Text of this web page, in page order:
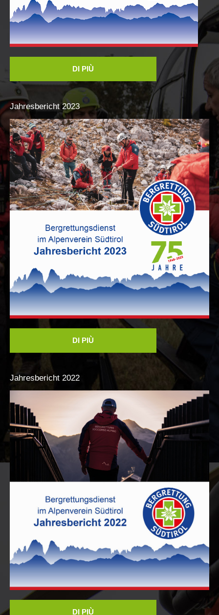
Comitato Direttivo
Richiesta di soccorso
Interventi
DI PIÙ
Jahresbericht 2023
DI PIÙ
Jahresbericht 2022
DI PIÙ